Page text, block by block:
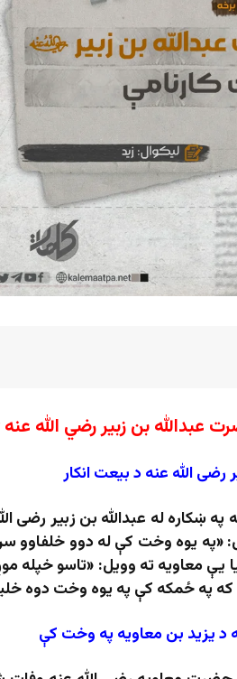
عبدالله بن زبیر رضي الله
رضی الله عنه د بیعت انکار
ښکاره له عبدالله بن زبیر رضی
«په یوه وخت کې له دوو
معاویه ته وویل: «تاسو خپله
که په ځمکه کې په یوه وخت دوه
د یزید بن معاویه په وخت کې